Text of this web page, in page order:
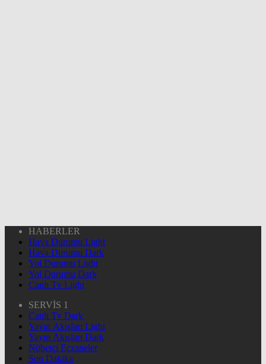
HABERLER
Hava Durumu Light
Hava Durumu Dark
Yol Durumu Light
Yol Durumu Dark
Canlı Tv Light
SERVİS 1
Canlı Tv Dark
Yayın Akışları Light
Yayın Akışları Dark
Nöbetçi Eczaneler
Son Dakika